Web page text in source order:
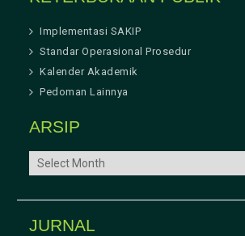
Implementasi SAKIP
Standar Operasional Prosedur
Kalender Akademik
Pedoman Lainnya
ARSIP
ARSIP
JURNAL